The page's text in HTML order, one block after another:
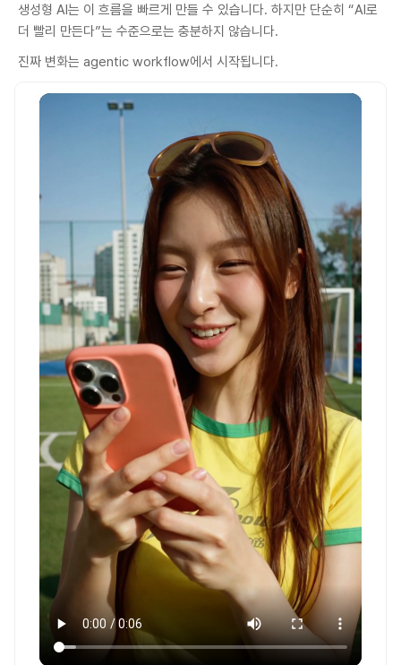
생성형 AI는 이 흐름을 빠르게 만들 수 있습니다. 하지만 단순히 “AI로
더 빨리 만든다”는 수준으로는 충분하지 않습니다.
진짜 변화는 agentic workflow에서 시작됩니다.